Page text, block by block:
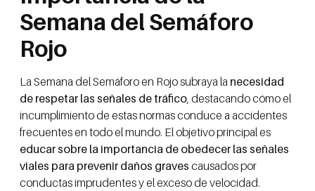
Semana del Semáforo
Rojo
La Semana del Semáforo en Rojo subraya la necesidad
de respetar las señales de tráfico, destacando cómo el
incumplimiento de estas normas conduce a accidentes
frecuentes en todo el mundo. El objetivo principal es
educar sobre la importancia de obedecer las señales
viales para prevenir daños graves causados por
conductas imprudentes y el exceso de velocidad.